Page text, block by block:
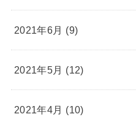
2021年6月 (9)
2021年5月 (12)
2021年4月 (10)